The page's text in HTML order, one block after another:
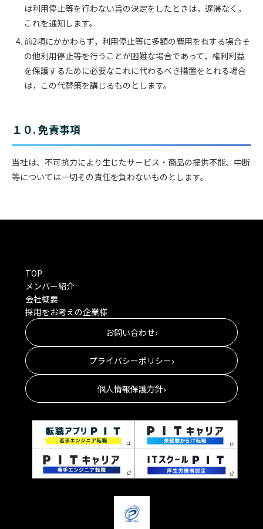
は利用停止等を行わない旨の決定をしたときは，遅滞なく，
これを通知します。
前2項にかかわらず，利用停止等に多額の費用を有する場合そ
の他利用停止等を行うことが困難な場合であって，権利利益
を保護するために必要なこれに代わるべき措置をとれる場合
は，この代替策を講じるものとします。
１０. 免責事項
当社は、不可抗力により生じたサービス・商品の提供不能、中断
等については一切その責任を負わないものとします。
TOP
メンバー紹介
会社概要
採用をお考えの企業様
お問い合わせ›
プライバシーポリシー›
個人情報保護方針›